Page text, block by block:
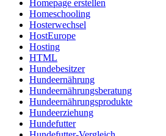
Homepage erstellen
Homeschooling
Hosterwechsel
HostEurope
Hosting
HTML
Hundebesitzer
Hundeernährung
Hundeernährungsberatung
Hundeernährungsprodukte
Hundeerziehung
Hundefutter